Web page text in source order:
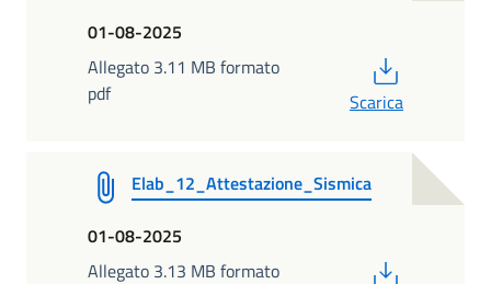
01-08-2025
Allegato 3.11 MB formato
pdf
Scarica
Elab_12_Attestazione_Sismica
01-08-2025
Allegato 3.13 MB formato